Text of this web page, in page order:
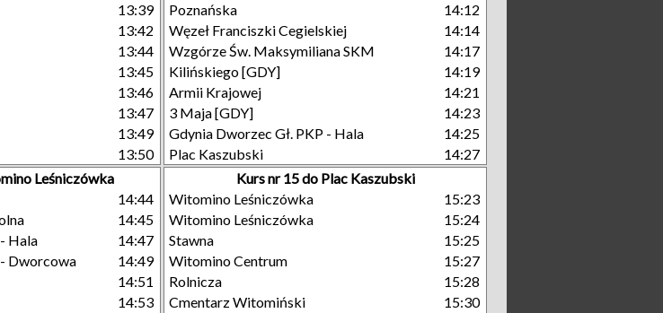
13:39
13:42
13:44
13:45
13:46
13:47
13:49
13:50
Poznańska
14:12
Węzeł Franciszki Cegielskiej
14:14
Wzgórze Św. Maksymiliana SKM
14:17
Kilińskiego [GDY]
14:19
Armii Krajowej
14:21
3 Maja [GDY]
14:23
Gdynia Dworzec Gł. PKP - Hala
14:25
Plac Kaszubski
14:27
Leśniczówka
14:44
14:45
Hala
14:47
Dworcowa
14:49
14:51
14:53
Kurs nr 15 do Plac Kaszubski
Witomino Leśniczówka
15:23
Witomino Leśniczówka
15:24
Stawna
15:25
Witomino Centrum
15:27
Rolnicza
15:28
Cmentarz Witomiński
15:30